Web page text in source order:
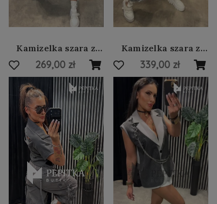
Kamizelka szara z
dziurami #41
269,00 zł
Kamizelka szara z
łańcuchami #26
339,00 zł